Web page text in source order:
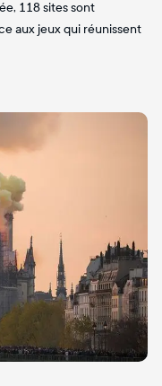
118 sites sont
aux jeux qui réunissent